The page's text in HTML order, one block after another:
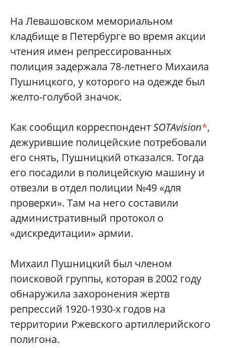
На Левашовском мемориальном
кладбище в Петербурге во время акции
чтения имен репрессированных
полиция задержала 78-летнего Михаила
Пушницкого, у которого на одежде был
желто-голубой значок.
Как сообщил корреспондентSOTAvision*,
дежурившие полицейские потребовали
его снять, Пушницкий отказался. Тогда
его посадили в полицейскую машину и
отвезли в отдел полиции №49 «для
проверки». Там на него составили
административный протокол о
«дискредитации» армии.
Михаил Пушницкий был членом
поисковой группы, которая в 2002 году
обнаружила захоронения жертв
репрессий 1920-1930-х годов на
территории Ржевского артиллерийского
полигона.